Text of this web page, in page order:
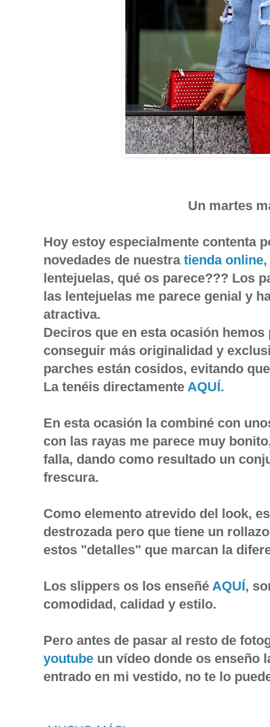
Un martes
Hoy estoy especialmente contenta
novedades de nuestra tienda online
lentejuelas, qué os parece??? Los
las lentejuelas me parece genial y
atractiva.
Deciros que en esta ocasión
conseguir más originalidad y
parches están cosidos, evitando
La tenéis directamente AQUÍ.
En esta ocasión la combiné con
con las rayas me parece muy
falla, dando como resultado un
frescura.
Como elemento atrevido del look,
destrozada pero que tiene un
estos "detalles" que marcan la
Los slippers os los enseñé AQUÍ,
comodidad, calidad y estilo.
Pero antes de pasar al resto de
youtube un vídeo donde os enseño
entrado en mi vestido, no te lo